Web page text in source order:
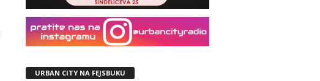
URBAN CITY NA FEJSBUKU